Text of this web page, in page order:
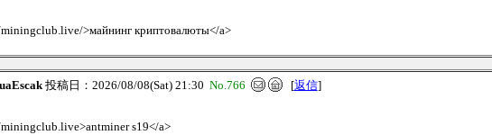
miningclub.live/>майнинг криптовалюты</a>
投稿日：2026/08/08(Sat) 21:30 No.766 [返信]
miningclub.live>antminer s19</a>